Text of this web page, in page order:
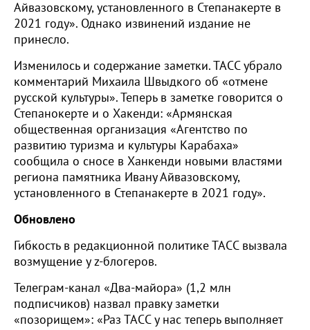
Айвазовскому, установленного в Степанакерте в
2021 году». Однако извинений издание не
принесло.
Изменилось и содержание заметки. ТАСС убрало
комментарий Михаила Швыдкого об «отмене
русской культуры». Теперь в заметке говорится о
Степанокерте и о Хакенди: «Армянская
общественная организация «Агентство по
развитию туризма и культуры Карабаха»
сообщила о сносе в Ханкенди новыми властями
региона памятника Ивану Айвазовскому,
установленного в Степанакерте в 2021 году».
Обновлено
Гибкость в редакционной политике ТАСС вызвала
возмущение у z-блогеров.
Телеграм-канал «Два-майора» (1,2 млн
подписчиков) назвал правку заметки
«позорищем»: «Раз ТАСС у нас теперь выполняет